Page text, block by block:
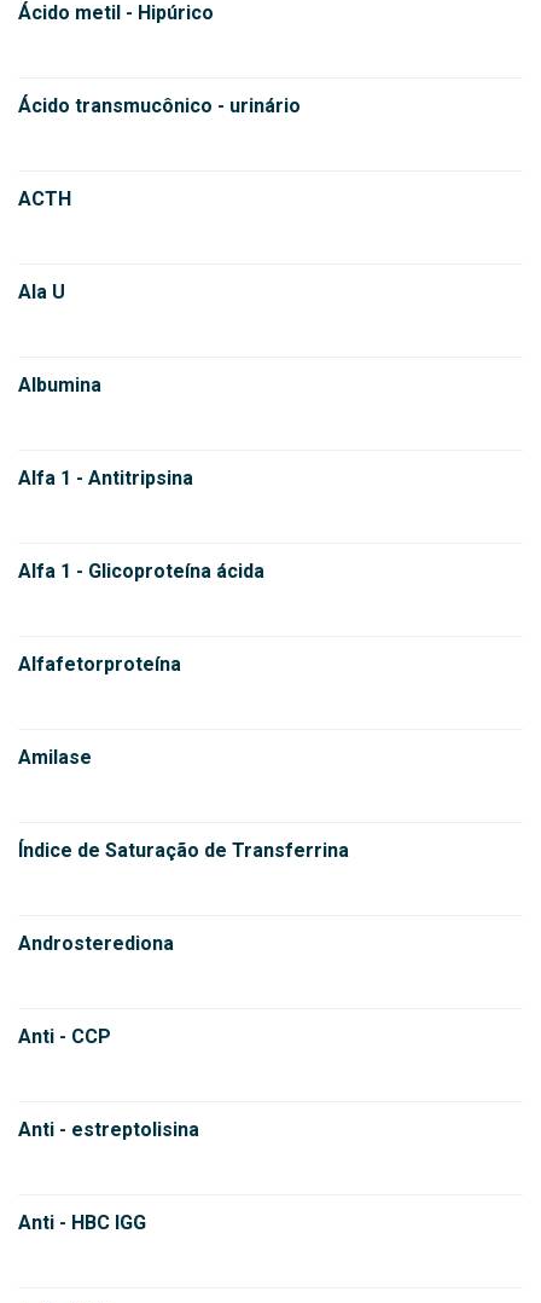
Ácido metil - Hipúrico
Ácido transmucônico - urinário
ACTH
Ala U
Albumina
Alfa 1 - Antitripsina
Alfa 1 - Glicoproteína ácida
Alfafetorproteína
Amilase
Índice de Saturação de Transferrina
Androsterediona
Anti - CCP
Anti - estreptolisina
Anti - HBC IGG